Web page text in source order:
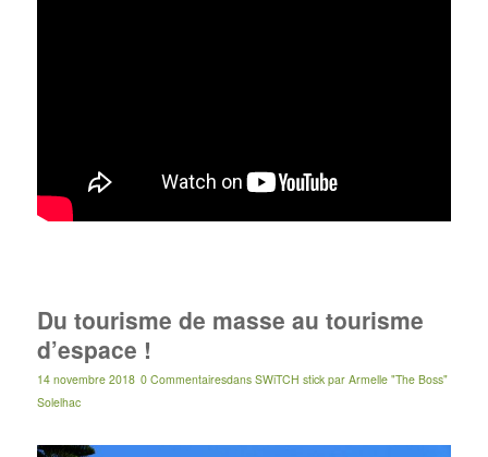
Du tourisme de masse au tourisme
d’espace !
14 novembre 2018 0 Commentairesdans SWiTCH stick par Armelle "The Boss"
Solelhac